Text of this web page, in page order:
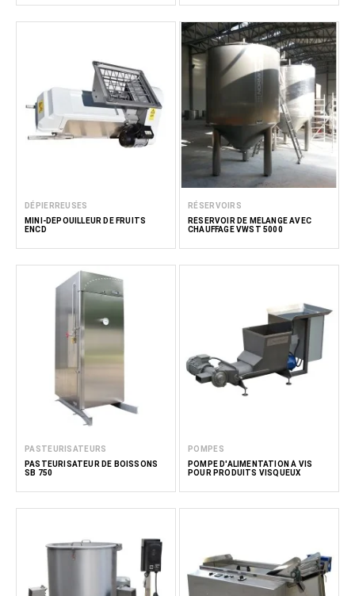
DÉPIERREUSES
MINI-DÉPOUILLEUR DE FRUITS
ENCD
RÉSERVOIRS
RÉSERVOIR DE MÉLANGE AVEC
CHAUFFAGE VWST 5000
PASTEURISATEURS
PASTEURISATEUR DE BOISSONS
SB 750
POMPES
POMPE D'ALIMENTATION À VIS
POUR PRODUITS VISQUEUX